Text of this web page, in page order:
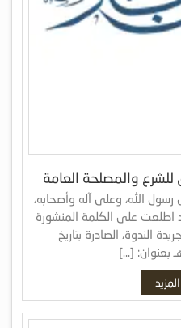
للشرع والمصلحة العامة
رسول الله، وعلى آله وأصحابه،
اطلعت على الكلمة المنشورة
الندوة، الصادرة بتاريخ